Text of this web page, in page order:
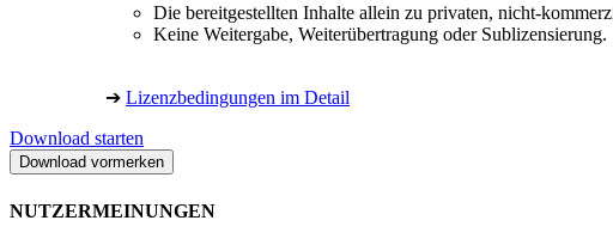
Die bereitgestellten Inhalte allein zu privaten, nicht-
Keine Weitergabe, Weiterübertragung oder Sublizensierung.
➔ Lizenzbedingungen im Detail
Download starten
NUTZERMEINUNGEN